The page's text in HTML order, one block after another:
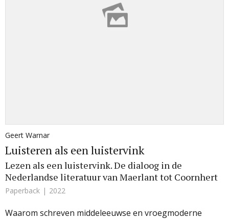
Geert Warnar
Luisteren als een luistervink
Lezen als een luistervink. De dialoog in de
Nederlandse literatuur van Maerlant tot Coornhert
Paperback 2022
Waarom schreven middeleeuwse en vroegmoderne